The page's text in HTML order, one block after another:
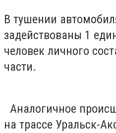
В тушении
задействованы 1
человек личного
части.
Аналогичное
на трассе Уральск-